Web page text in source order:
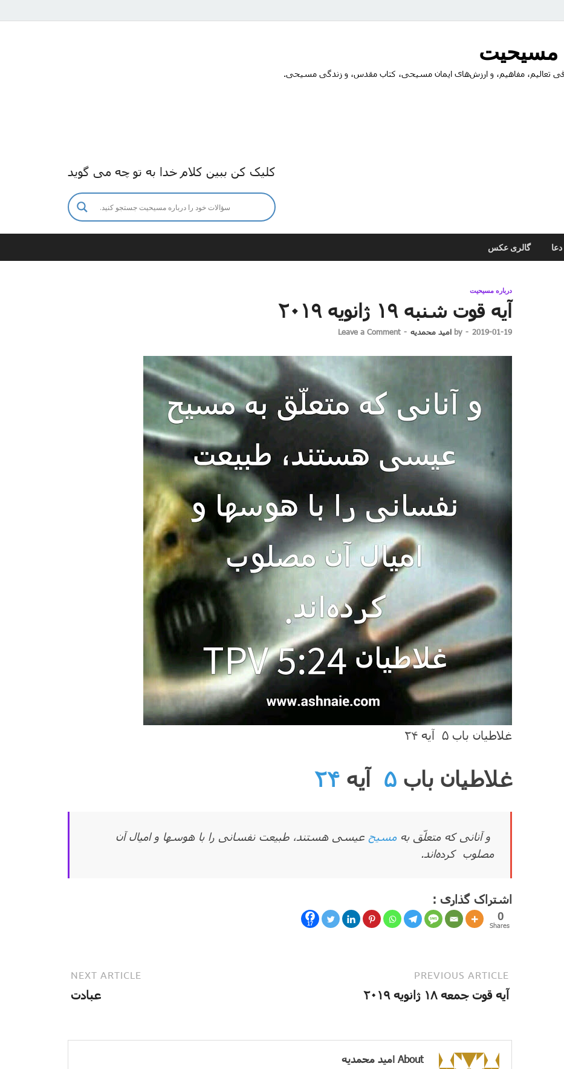
مسیحیت
تعالیم، مفاهیم، و ارزش‌های ایمان مسیحی، کتاب مقدس، و زندگی مسیحی.
کلیک کن ببین کلام خدا به تو چه می گوید
دعا گالری عکس
درباره مسیحیت
آیه قوت شنبه ۱۹ ژانویه ۲۰۱۹
2019-01-19
-
by امید محمدیه -
Leave a Comment
غلاطیان باب ۵ آیه ۲۴
غلاطیان باب ۵ آیه ۲۴
و آنانی که متعلّق به مسیح عیسی هستند، طبیعت نفسانی را با هوسها و امیال آن
مصلوب کرده‌اند.
اشتراک گذاری :
17
0
Shares
PREVIOUS ARTICLE
آیه قوت جمعه ۱۸ ژانویه ۲۰۱۹
NEXT ARTICLE
عبادت
About امید محمدیه